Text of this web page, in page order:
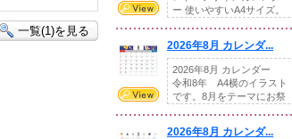
一覧(1)を見る
ー 使いやすいA4サイズ。
2026年8月 カレンダ...
2026年8月 カレンダー
令和8年 A4横のイラスト
です。8月をテーマにお祭
2026年8月 カレンダ...